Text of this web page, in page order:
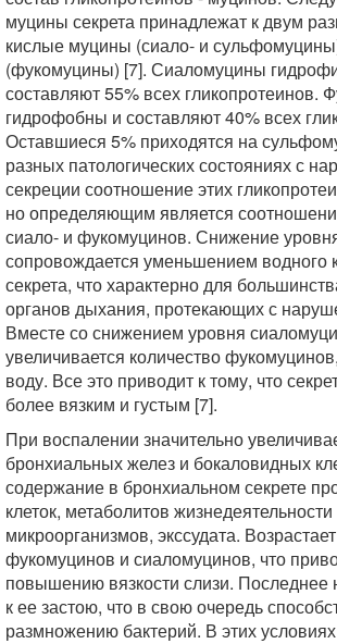
муцины секрета принадлежат к двум
кислые муцины (сиало- и
(фукомуцины) [7]. Сиаломуцины
составляют 55% всех гликопротеинов.
гидрофобны и составляют 40% всех
Оставшиеся 5% приходятся на
разных патологических состояниях с
секреции соотношение этих
но определяющим является
сиало- и фукомуцинов. Снижение
сопровождается уменьшением водного
секрета, что характерно для
органов дыхания, протекающих с
Вместе со снижением уровня
увеличивается количество
воду. Все это приводит к тому, что
более вязким и густым [7].
При воспалении значительно
бронхиальных желез и бокаловидных
содержание в бронхиальном секрете
клеток, метаболитов
микроорганизмов, экссудата.
фукомуцинов и сиаломуцинов, что
повышению вязкости слизи. Последнее
к ее застою, что в свою очередь
размножению бактерий. В этих